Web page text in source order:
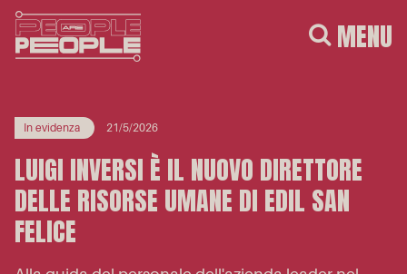
MENU
In evidenza 21/5/2026
LUIGI INVERSI È IL NUOVO DIRETTORE
DELLE RISORSE UMANE DI EDIL SAN
FELICE